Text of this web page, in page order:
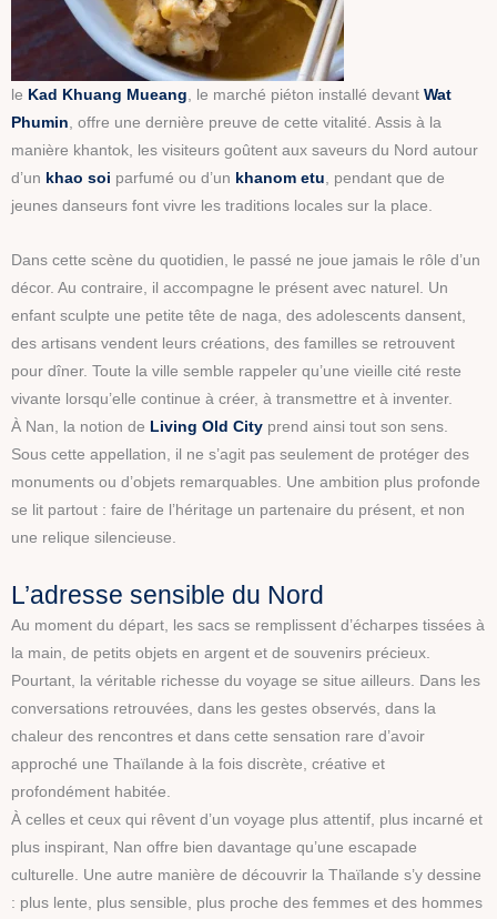
le Kad Khuang Mueang, le marché piéton installé devant Wat
Phumin, offre une dernière preuve de cette vitalité. Assis à la
manière khantok, les visiteurs goûtent aux saveurs du Nord autour
d’un khao soi parfumé ou d’un khanom etu, pendant que de
jeunes danseurs font vivre les traditions locales sur la place.
Dans cette scène du quotidien, le passé ne joue jamais le rôle d’un
décor. Au contraire, il accompagne le présent avec naturel. Un
enfant sculpte une petite tête de naga, des adolescents dansent,
des artisans vendent leurs créations, des familles se retrouvent
pour dîner. Toute la ville semble rappeler qu’une vieille cité reste
vivante lorsqu’elle continue à créer, à transmettre et à inventer.
À Nan, la notion de Living Old City prend ainsi tout son sens.
Sous cette appellation, il ne s’agit pas seulement de protéger des
monuments ou d’objets remarquables. Une ambition plus profonde
se lit partout : faire de l’héritage un partenaire du présent, et non
une relique silencieuse.
L’adresse sensible du Nord
Au moment du départ, les sacs se remplissent d’écharpes tissées à
la main, de petits objets en argent et de souvenirs précieux.
Pourtant, la véritable richesse du voyage se situe ailleurs. Dans les
conversations retrouvées, dans les gestes observés, dans la
chaleur des rencontres et dans cette sensation rare d’avoir
approché une Thaïlande à la fois discrète, créative et
profondément habitée.
À celles et ceux qui rêvent d’un voyage plus attentif, plus incarné et
plus inspirant, Nan offre bien davantage qu’une escapade
culturelle. Une autre manière de découvrir la Thaïlande s’y dessine
: plus lente, plus sensible, plus proche des femmes et des hommes